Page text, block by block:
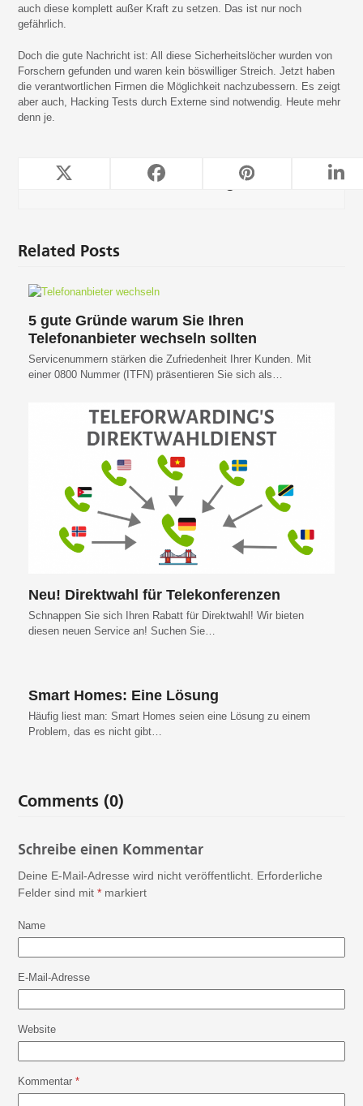
auch diese komplett außer Kraft zu setzen. Das ist nur noch
gefährlich.
Doch die gute Nachricht ist: All diese Sicherheitslöcher wurden von
Forschern gefunden und waren kein böswilliger Streich. Jetzt haben
die verantwortlichen Firmen die Möglichkeit nachzubessern. Es zeigt
aber auch, Hacking Tests durch Externe sind notwendig. Heute mehr
denn je.
TeleForwarding
Related Posts
5 gute Gründe warum Sie Ihren
Telefonanbieter wechseln sollten
Servicenummern stärken die Zufriedenheit Ihrer Kunden. Mit
einer 0800 Nummer (ITFN) präsentieren Sie sich als…
Neu! Direktwahl für Telekonferenzen
Schnappen Sie sich Ihren Rabatt für Direktwahl! Wir bieten
diesen neuen Service an! Suchen Sie…
Smart Homes: Eine Lösung
Häufig liest man: Smart Homes seien eine Lösung zu einem
Problem, das es nicht gibt…
Comments (0)
Schreibe einen Kommentar
Deine E-Mail-Adresse wird nicht veröffentlicht. Erforderliche
Felder sind mit* markiert
Name
E-Mail-Adresse
Website
Kommentar*